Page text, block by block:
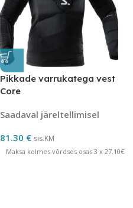
Pikkade varrukatega vest
Core
Saadaval järeltellimisel
81.30 € sis.KM
Maksa kolmes võrdses osas 3 x 27.10€